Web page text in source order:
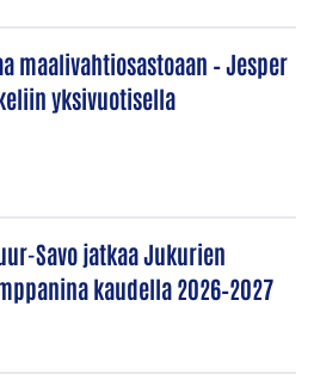
maalivahtiosastoaan – Jesper
yksivuotisella
Savo jatkaa Jukurien
kaudella 2026–2027